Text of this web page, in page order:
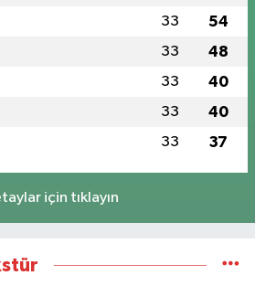
33 54
33 48
33 40
33 40
33 37
için tıklayın